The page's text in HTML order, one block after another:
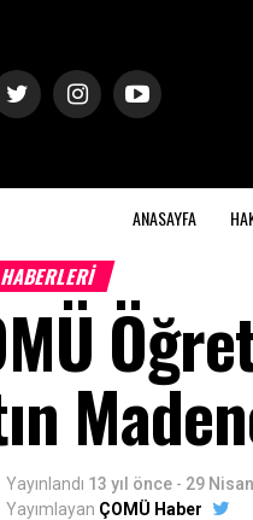
ANASAYFA
Yayınlandı 13 yıl önce - 29
Yayımlayan ÇOMÜ Haber